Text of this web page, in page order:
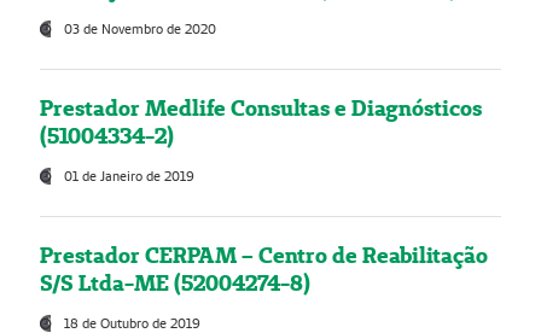
03 de Novembro de 2020
Prestador Medlife Consultas e Diagnósticos
(51004334-2)
01 de Janeiro de 2019
Prestador CERPAM – Centro de Reabilitação
S/S Ltda-ME (52004274-8)
18 de Outubro de 2019